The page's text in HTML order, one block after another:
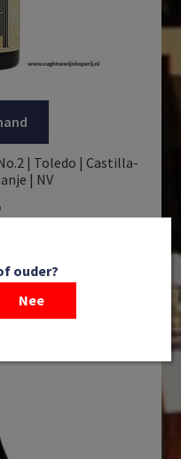
| Toledo | Castilla-
| NV
ouder?
Nee